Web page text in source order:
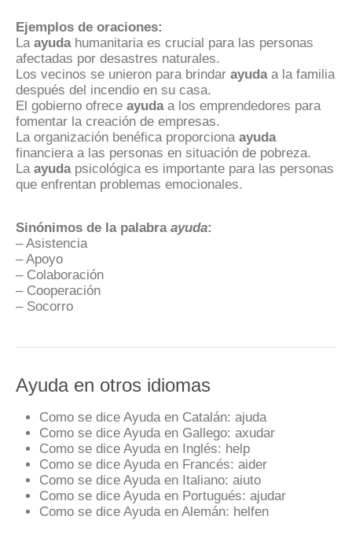
Ejemplos de oraciones:
La ayuda humanitaria es crucial para las personas
afectadas por desastres naturales.
Los vecinos se unieron para brindar ayuda a la familia
después del incendio en su casa.
El gobierno ofrece ayuda a los emprendedores para
fomentar la creación de empresas.
La organización benéfica proporciona ayuda
financiera a las personas en situación de pobreza.
La ayuda psicológica es importante para las personas
que enfrentan problemas emocionales.
Sinónimos de la palabra ayuda:
– Asistencia
– Apoyo
– Colaboración
– Cooperación
– Socorro
Ayuda en otros idiomas
Como se dice Ayuda en Catalán: ajuda
Como se dice Ayuda en Gallego: axudar
Como se dice Ayuda en Inglés: help
Como se dice Ayuda en Francés: aider
Como se dice Ayuda en Italiano: aiuto
Como se dice Ayuda en Portugués: ajudar
Como se dice Ayuda en Alemán: helfen